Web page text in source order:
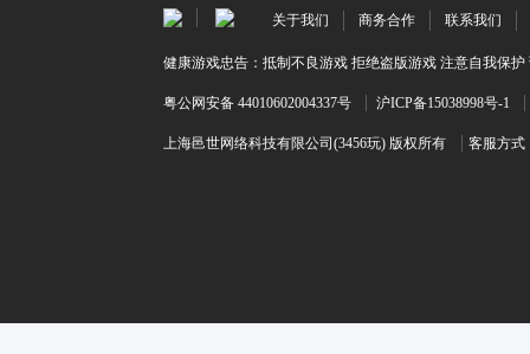
关于我们 商务合作 联系我们
健康游戏忠告：抵制不良游戏 拒绝盗版游戏 注意自我保
粤公网安备 44010602004337号 沪ICP备15038998号-1
上海邑世网络科技有限公司(3456玩) 版权所有 客服方式